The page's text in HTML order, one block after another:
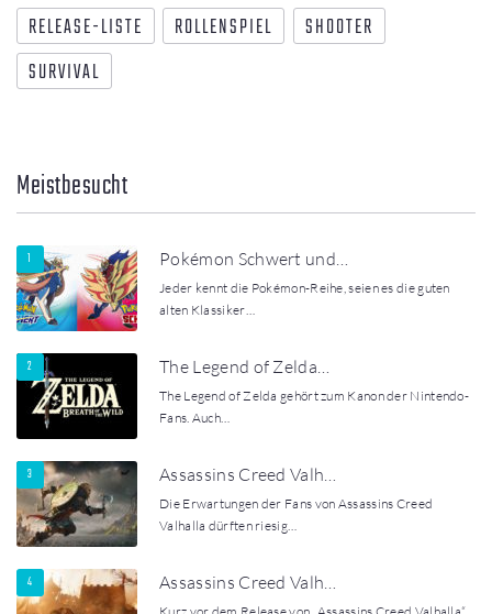
RELEASE-LISTE
ROLLENSPIEL
SHOOTER
SURVIVAL
Meistbesucht
Pokémon Schwert und…
Jeder kennt die Pokémon-Reihe, seien es die guten
alten Klassiker…
The Legend of Zelda…
The Legend of Zelda gehört zum Kanon der Nintendo-
Fans. Auch…
Assassins Creed Valh…
Die Erwartungen der Fans von Assassins Creed
Valhalla dürften riesig…
Assassins Creed Valh…